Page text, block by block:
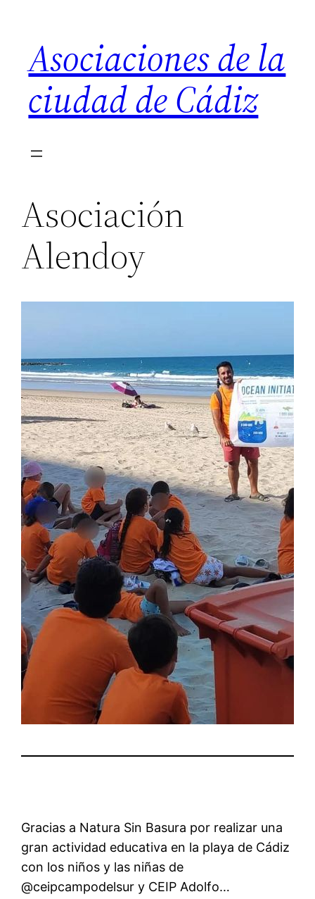
contenido
Asociaciones de la
ciudad de Cádiz
Asociación
Alendoy
Gracias a Natura Sin Basura por realizar una
gran actividad educativa en la playa de Cádiz
con los niños y las niñas de
@ceipcampodelsur y CEIP Adolfo…